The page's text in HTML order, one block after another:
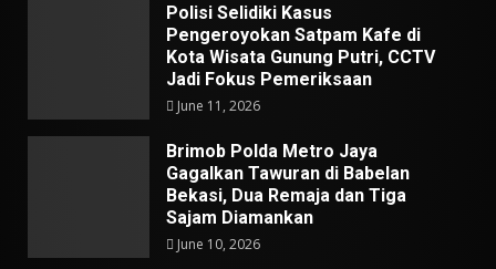
Polisi Selidiki Kasus
Pengeroyokan Satpam Kafe di
Kota Wisata Gunung Putri, CCTV
Jadi Fokus Pemeriksaan
June 11, 2026
Brimob Polda Metro Jaya
Gagalkan Tawuran di Babelan
Bekasi, Dua Remaja dan Tiga
Sajam Diamankan
June 10, 2026